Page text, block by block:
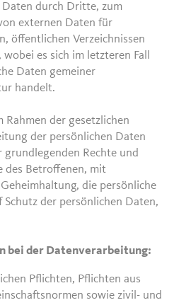
Daten durch Dritte, zum
externen Daten für
öffentlichen Verzeichnissen
es sich im letzteren Fall
Daten gemeiner
handelt.
der gesetzlichen
der persönlichen Daten
Rechte und
des Betroffenen, mit
die persönliche
Schutz der persönlichen Daten,
bei der Datenverarbeitung:
Pflichten, Pflichten aus
sowie zivil- und